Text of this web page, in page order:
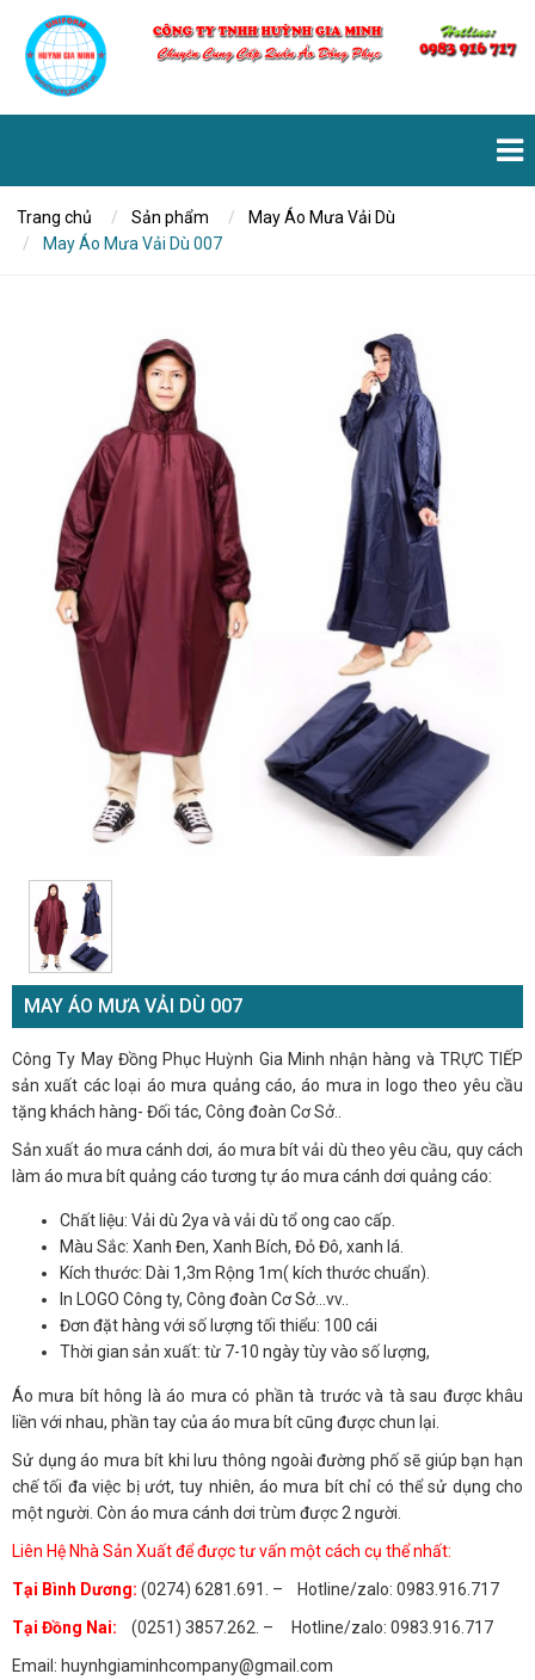
Trang chủ Sản phẩm
May Áo Mưa Vải Dù
May Áo Mưa Vải Dù 007
MAY ÁO MƯA VẢI DÙ 007
Công Ty May Đồng Phục Huỳnh Gia Minh nhận hàng và TRỰC TIẾP
sản xuất các loại áo mưa quảng cáo, áo mưa in logo theo yêu cầu
tặng khách hàng- Đối tác, Công đoàn Cơ Sở..
Sản xuất áo mưa cánh dơi, áo mưa bít vải dù theo yêu cầu, quy cách
làm áo mưa bít quảng cáo tương tự áo mưa cánh dơi quảng cáo:
Chất liệu: Vải dù 2ya và vải dù tổ ong cao cấp.
Màu Sắc: Xanh Đen, Xanh Bích, Đỏ Đô, xanh lá.
Kích thước: Dài 1,3m Rộng 1m( kích thước chuẩn).
In LOGO Công ty, Công đoàn Cơ Sở…vv..
Đơn đặt hàng với số lượng tối thiểu: 100 cái
Thời gian sản xuất: từ 7-10 ngày tùy vào số lượng,
Áo mưa bít hông là áo mưa có phần tà trước và tà sau được khâu
liền với nhau, phần tay của áo mưa bít cũng được chun lại.
Sử dụng áo mưa bít khi lưu thông ngoài đường phố sẽ giúp bạn hạn
chế tối đa việc bị ướt, tuy nhiên, áo mưa bít chỉ có thể sử dụng cho
một người. Còn áo mưa cánh dơi trùm được 2 người.
Liên Hệ Nhà Sản Xuất để được tư vấn một cách cụ thể nhất:
Tại Bình Dương: (0274) 6281.691. – Hotline/zalo: 0983.916.717
Tại Đồng Nai:
(0251) 3857.262. – Hotline/zalo: 0983.916.717
Email: huynhgiaminhcompany@gmail.com